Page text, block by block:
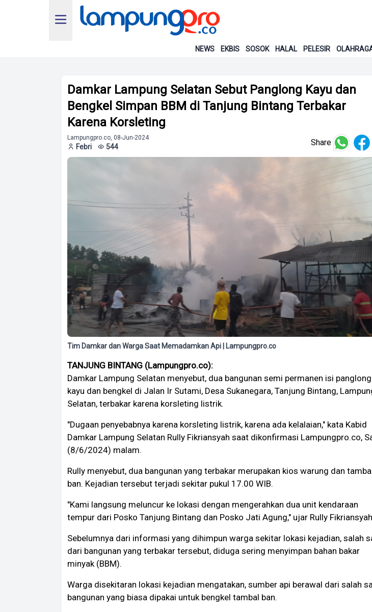
NEWS EKBIS SOSOK HALAL PELESIR
Damkar Lampung Selatan Sebut Panglong Kayu dan
Bengkel Simpan BBM di Tanjung Bintang Terbakar
Karena Korsleting
Lampungpro.co, 08-Jun-2024
Febri 544 Share
Tim Damkar dan Warga Saat Memadamkan Api | Lampungpro.co
TANJUNG BINTANG (Lampungpro.co):
Damkar Lampung Selatan menyebut, dua bangunan semi permanen isi panglong
kayu dan bengkel di Jalan Ir Sutami, Desa Sukanegara, Tanjung Bintang,
Selatan, terbakar karena korsleting listrik.
"Dugaan penyebabnya karena korsleting listrik, karena ada kelalaian," kata Kabid
Damkar Lampung Selatan Rully Fikriansyah saat dikonfirmasi Lampungpro.co,
(8/6/2024) malam.
Rully menyebut, dua bangunan yang terbakar merupakan kios warung dan
ban. Kejadian tersebut terjadi sekitar pukul 17.00 WIB.
"Kami langsung meluncur ke lokasi dengan mengerahkan dua unit kendaraan
tempur dari Posko Tanjung Bintang dan Posko Jati Agung," ujar Rully
Sebelumnya dari informasi yang dihimpun warga sekitar lokasi kejadian, salah
dari bangunan yang terbakar tersebut, diduga sering menyimpan bahan bakar
minyak (BBM).
Warga disekitaran lokasi kejadian mengatakan, sumber api berawal dari salah
bangunan yang biasa dipakai untuk bengkel tambal ban.